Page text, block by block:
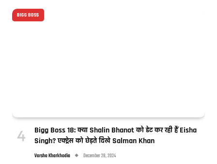
BIGG BOSS
Bigg Boss 18: क्या Shalin Bhanot को डेट कर रही हैं Eisha
Singh? एक्ट्रेस को छेड़ते दिखे Salman Khan
Varsha Kharkhodia December 28, 2024